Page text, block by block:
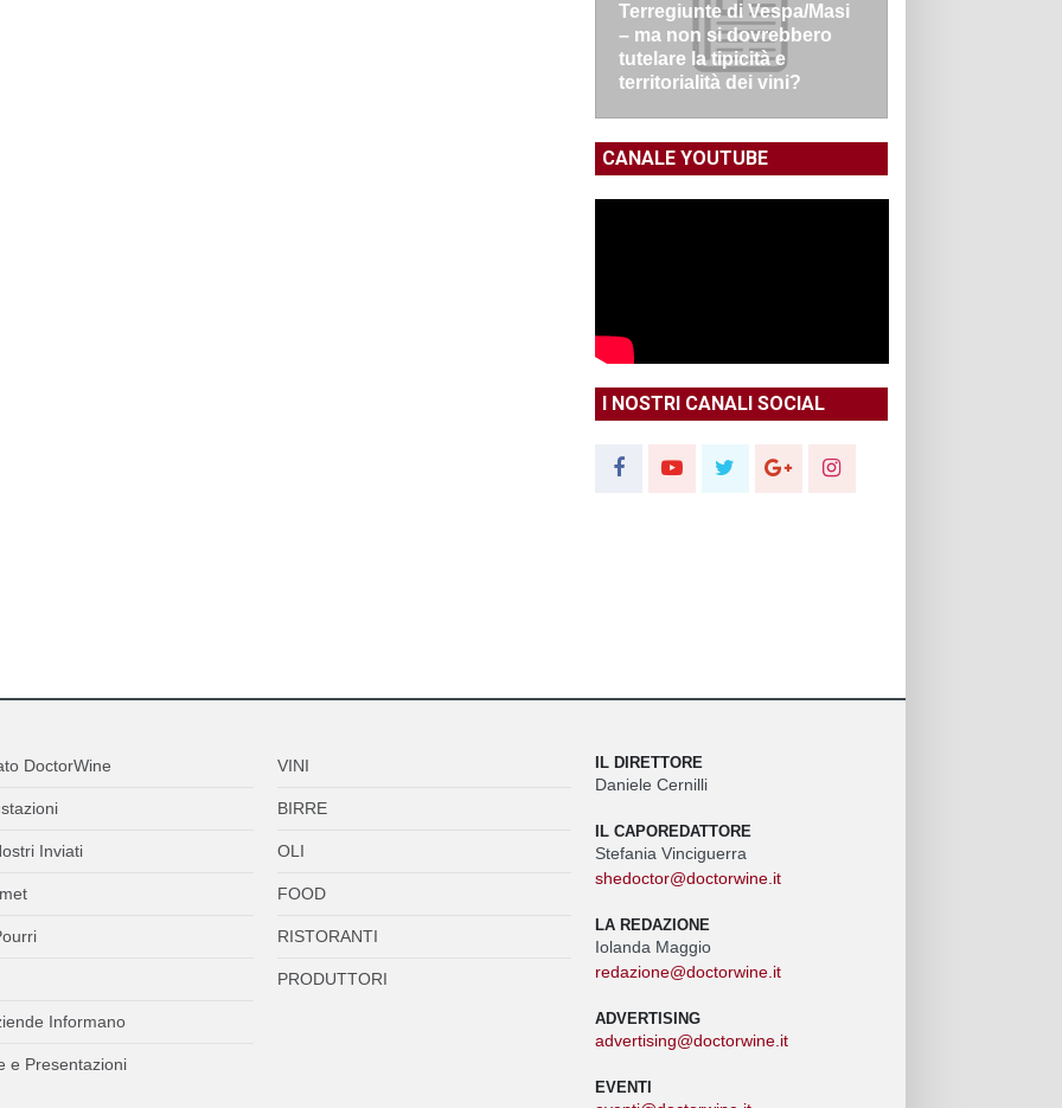
Terregiunte di Vespa/Masi
– ma non si dovrebbero
tutelare la tipicità e
territorialità dei vini?
CANALE YOUTUBE
I NOSTRI CANALI SOCIAL
DoctorWine
Inviati
Informano
e Presentazioni
VINI
BIRRE
OLI
FOOD
RISTORANTI
PRODUTTORI
IL DIRETTORE
Daniele Cernilli
IL CAPOREDATTORE
Stefania Vinciguerra
shedoctor@doctorwine.it
LA REDAZIONE
Iolanda Maggio
redazione@doctorwine.it
ADVERTISING
advertising@doctorwine.it
EVENTI